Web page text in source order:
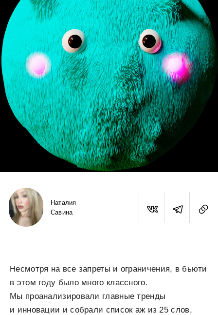
Наталия
Савина
Несмотря на все запреты и ограничения, в бьюти
в этом году было много классного.
Мы проанализировали главные тренды
и инновации и собрали список аж из 25 слов,